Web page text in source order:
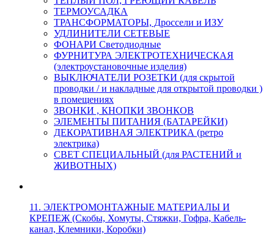
ТЕРМОУСАДКА
ТРАНСФОРМАТОРЫ, Дроссели и ИЗУ
УДЛИНИТЕЛИ СЕТЕВЫЕ
ФОНАРИ Светодиодные
ФУРНИТУРА ЭЛЕКТРОТЕХНИЧЕСКАЯ
(электроустановочные изделия)
ВЫКЛЮЧАТЕЛИ РОЗЕТКИ (для скрытой
проводки / и накладные для открытой проводки )
в помещениях
ЗВОНКИ , КНОПКИ ЗВОНКОВ
ЭЛЕМЕНТЫ ПИТАНИЯ (БАТАРЕЙКИ)
ДЕКОРАТИВНАЯ ЭЛЕКТРИКА (ретро
электрика)
СВЕТ СПЕЦИАЛЬНЫЙ (для РАСТЕНИЙ и
ЖИВОТНЫХ)
11. ЭЛЕКТРОМОНТАЖНЫЕ МАТЕРИАЛЫ И
КРЕПЕЖ (Скобы, Хомуты, Стяжки, Гофра, Кабель-
канал, Клемники, Коробки)